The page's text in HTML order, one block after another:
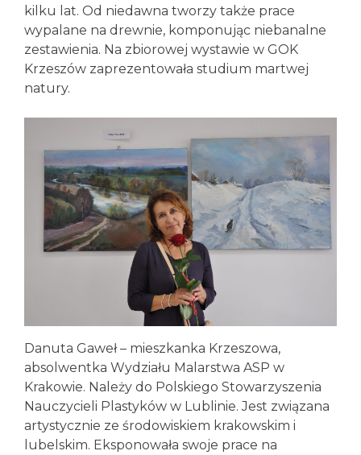
kilku lat. Od niedawna tworzy także prace
wypalane na drewnie, komponując niebanalne
zestawienia. Na zbiorowej wystawie w GOK
Krzeszów zaprezentowała studium martwej
natury.
Danuta Gaweł – mieszkanka Krzeszowa,
absolwentka Wydziału Malarstwa ASP w
Krakowie. Należy do Polskiego Stowarzyszenia
Nauczycieli Plastyków w Lublinie. Jest związana
artystycznie ze środowiskiem krakowskim i
lubelskim. Eksponowała swoje prace na